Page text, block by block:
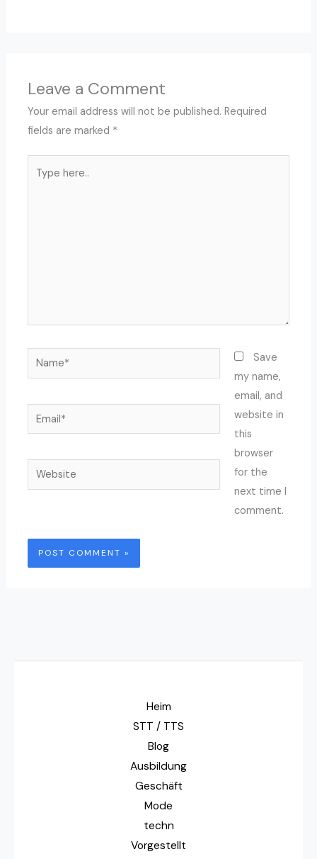
Leave a Comment
Your email address will not be published. Required
fields are marked *
Name*
Email*
Website
Save
my name,
email, and
website in
this
browser
for the
next time I
comment.
Heim
STT / TTS
Blog
Ausbildung
Geschäft
Mode
techn
Vorgestellt